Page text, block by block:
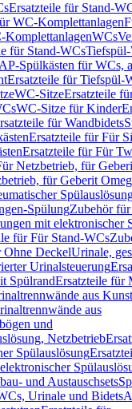
Ersatzteile für Stand-
WC-Komplettanlagen
WCs
für Stand-WCs
AP-Spülkästen für WCs,
Ersatzteile für Tiefspül-
WC-SitzeErsatzteile
WC-Sitze für Kinder
für Wandbidets
Ersatzteile für Für
Ersatzteile für Für
Netzbetrieb, für
für Geberit
SpülungZubehör
mit elektronischer
für Für Stand-WCs
Ohne DeckelUrinale,
Urinalsteuerung
SpülrandErsatzteile für
aus
aus
und
Netzbetrieb
Spülauslösung
und Austauschsets
Urinale und Bidets